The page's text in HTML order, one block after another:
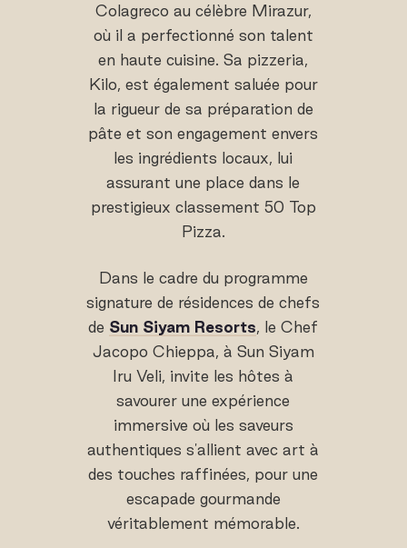
Colagreco au célèbre Mirazur,
où il a perfectionné son talent
en haute cuisine. Sa pizzeria,
Kilo, est également saluée pour
la rigueur de sa préparation de
pâte et son engagement envers
les ingrédients locaux, lui
assurant une place dans le
prestigieux classement 50 Top
Pizza.
Dans le cadre du programme
signature de résidences de chefs
de Sun Siyam Resorts , le Chef
Jacopo Chieppa, à Sun Siyam
Iru Veli, invite les hôtes à
savourer une expérience
immersive où les saveurs
authentiques s'allient avec art à
des touches raffinées, pour une
escapade gourmande
véritablement mémorable.